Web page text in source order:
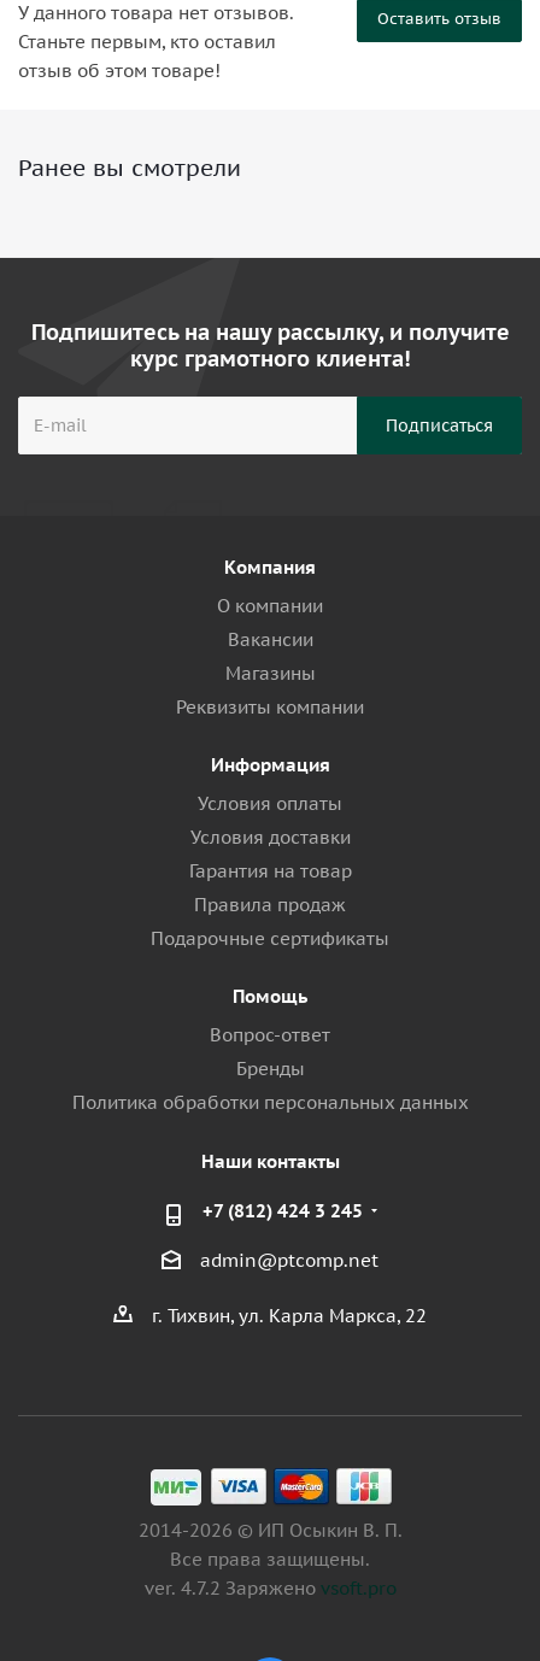
Оставить отзыв
У данного товара нет отзывов.
Станьте первым, кто оставил
отзыв об этом товаре!
Ранее вы смотрели
Подпишитесь на нашу рассылку, и получите
курс грамотного клиента!
Компания
О компании
Вакансии
Магазины
Реквизиты компании
Информация
Условия оплаты
Условия доставки
Гарантия на товар
Правила продаж
Подарочные сертификаты
Помощь
Вопрос-ответ
Бренды
Политика обработки персональных данных
Наши контакты
+7 (812) 424 3 245
admin@ptcomp.net
г. Тихвин, ул. Карла Маркса, 22
2014-2026 © ИП Осыкин В. П.
Все права защищены.
ver. 4.7.2 Заряжено vsoft.pro